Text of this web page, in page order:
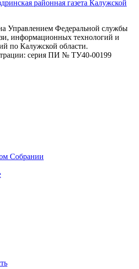
Управлением Федеральной службы
информационных технологий и
по Калужской области.
серия ПИ № ТУ40-00199
Собрании